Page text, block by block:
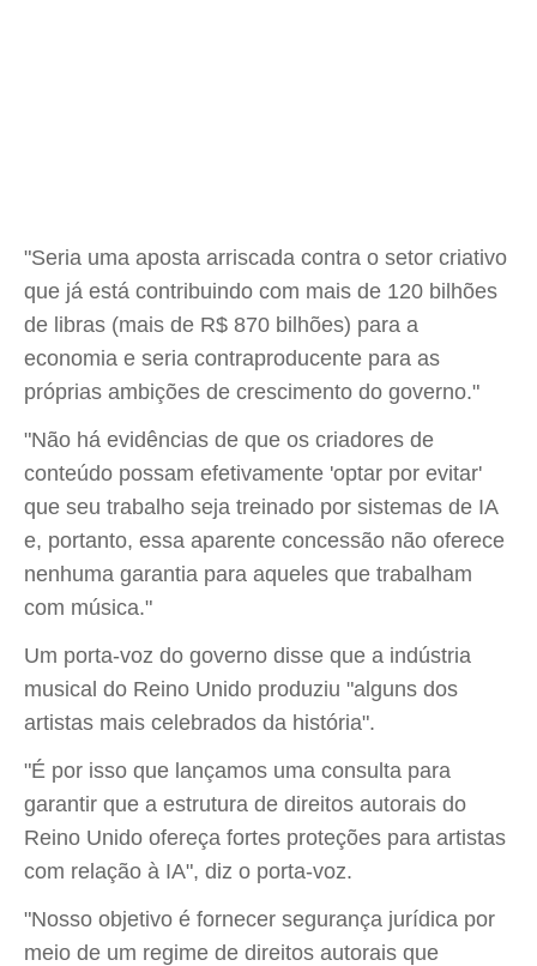
"Seria uma aposta arriscada contra o setor criativo
que já está contribuindo com mais de 120 bilhões
de libras (mais de R$ 870 bilhões) para a
economia e seria contraproducente para as
próprias ambições de crescimento do governo."
"Não há evidências de que os criadores de
conteúdo possam efetivamente 'optar por evitar'
que seu trabalho seja treinado por sistemas de IA
e, portanto, essa aparente concessão não oferece
nenhuma garantia para aqueles que trabalham
com música."
Um porta-voz do governo disse que a indústria
musical do Reino Unido produziu "alguns dos
artistas mais celebrados da história".
"É por isso que lançamos uma consulta para
garantir que a estrutura de direitos autorais do
Reino Unido ofereça fortes proteções para artistas
com relação à IA", diz o porta-voz.
"Nosso objetivo é fornecer segurança jurídica por
meio de um regime de direitos autorais que